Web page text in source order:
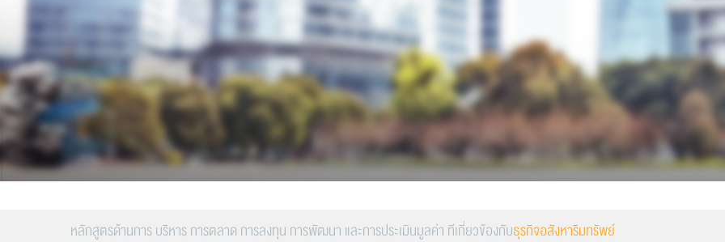
หลักสูตรด้านการ บริหาร การตลาด การลงทุน การพัฒนา และการประเมินมูลค่า ทีเกี่ยวข้องกับธุรกิจอสังหาริมทรัพย์